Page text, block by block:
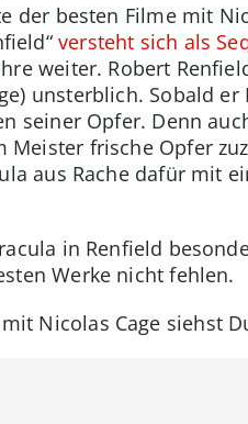
der besten Filme mit
versteht sich als
weiter. Robert
unsterblich. Sobald
seiner Opfer. Denn
Meister frische Opfer
aus Rache dafür mit
in Renfield
Werke nicht fehlen.
Nicolas Cage siehst